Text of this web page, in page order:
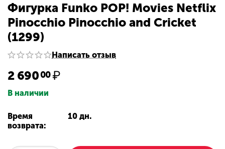
Фигурка Funko POP! Movies Netflix
Pinocchio Pinocchio and Cricket
(1299)
Написать отзыв
2 69000₽
В наличии
Время
возврата:
10 дн.